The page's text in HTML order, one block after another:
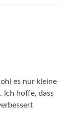
es nur kleine
Ich hoffe, dass